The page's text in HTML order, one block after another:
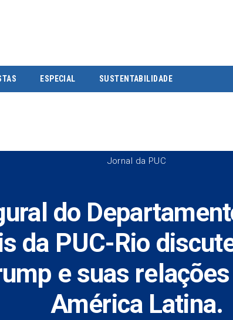
ESPECIAL SUSTENTABILIDADE
Jornal da PUC
do
da PUC-Rio
e suas
América Latina.